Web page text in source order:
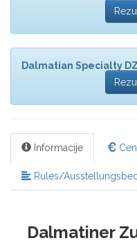
Dalmatian Specialty
Informacije
Rules/
Dalmatiner